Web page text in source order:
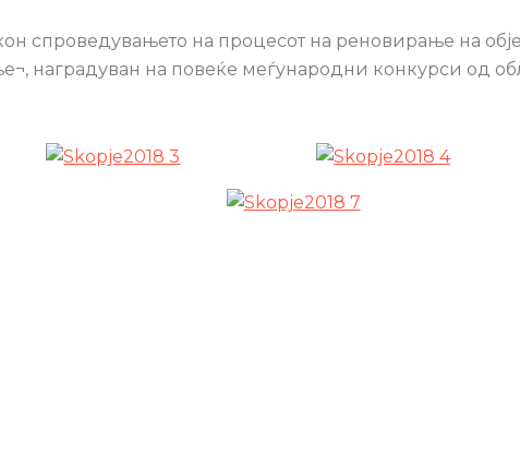
спроведувањето на процесот на реновирање на
наградуван на повеќе меѓународни конкурси од